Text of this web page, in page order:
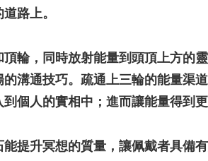
路上。
輪，同時放射能量到頭頂上方的
溝通技巧。疏通上三輪的能量渠
個人的實相中；進而讓能量得到更
提升冥想的質量，讓佩戴者具備